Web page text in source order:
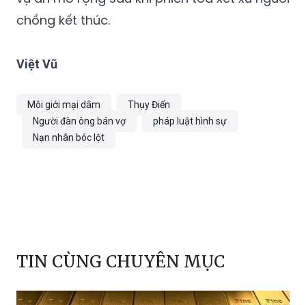
Việt Vũ
Môi giới mại dâm
Nạn nhân bóc lột